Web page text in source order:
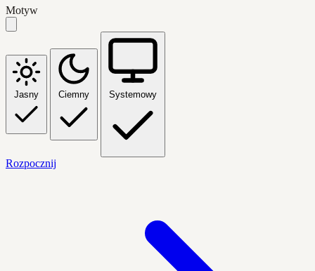
Motyw
Jasny Ciemny Systemowy
Rozpocznij